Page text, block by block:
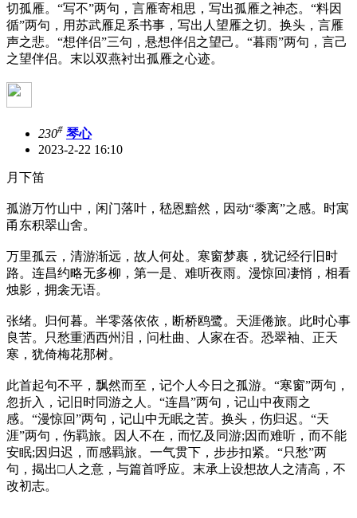
切孤雁。“写不”两句，言雁寄相思，写出孤雁之神态。“料因
循”两句，用苏武雁足系书事，写出人望雁之切。换头，言雁
声之悲。“想伴侣”三句，悬想伴侣之望己。“暮雨”两句，言己
之望伴侣。末以双燕衬出孤雁之心迹。
230# 琴心
2023-2-22 16:10
月下笛
孤游万竹山中，闲门落叶，嵇恩黯然，因动“黍离”之感。时寓
甬东积翠山舍。
万里孤云，清游渐远，故人何处。寒窗梦裹，犹记经行旧时
路。连昌约略无多柳，第一是、难听夜雨。漫惊回凄悄，相看
烛影，拥衾无语。
张绪。归何暮。半零落依依，断桥鸥鹭。天涯倦旅。此时心事
良苦。只愁重洒西州泪，问杜曲、人家在否。恐翠袖、正天
寒，犹倚梅花那树。
此首起句不平，飘然而至，记个人今日之孤游。“寒窗”两句，
忽折入，记旧时同游之人。“连昌”两句，记山中夜雨之
感。“漫惊回”两句，记山中无眠之苦。换头，伤归迟。“天
涯”两句，伤羁旅。因人不在，而忆及同游;因而难听，而不能
安眠;因归迟，而感羁旅。一气贯下，步步扣紧。“只愁”两
句，揭出□人之意，与篇首呼应。末承上设想故人之清高，不
改初志。